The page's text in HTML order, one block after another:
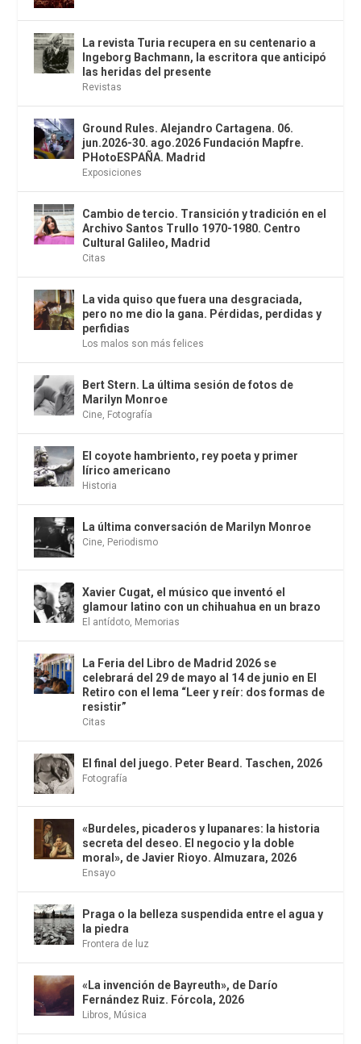
La revista Turia recupera en su centenario a
Ingeborg Bachmann, la escritora que anticipó
las heridas del presente
Revistas
Ground Rules. Alejandro Cartagena. 06.
jun.2026-30. ago.2026 Fundación Mapfre.
PHotoESPAÑA. Madrid
Exposiciones
Cambio de tercio. Transición y tradición en el
Archivo Santos Trullo 1970-1980. Centro
Cultural Galileo, Madrid
Citas
La vida quiso que fuera una desgraciada,
pero no me dio la gana. Pérdidas, perdidas y
perfidias
Los malos son más felices
Bert Stern. La última sesión de fotos de
Marilyn Monroe
Cine, Fotografía
El coyote hambriento, rey poeta y primer
lírico americano
Historia
La última conversación de Marilyn Monroe
Cine, Periodismo
Xavier Cugat, el músico que inventó el
glamour latino con un chihuahua en un brazo
El antídoto, Memorias
La Feria del Libro de Madrid 2026 se
celebrará del 29 de mayo al 14 de junio en El
Retiro con el lema “Leer y reír: dos formas de
resistir”
Citas
El final del juego. Peter Beard. Taschen, 2026
Fotografía
«Burdeles, picaderos y lupanares: la historia
secreta del deseo. El negocio y la doble
moral», de Javier Rioyo. Almuzara, 2026
Ensayo
Praga o la belleza suspendida entre el agua y
la piedra
Frontera de luz
«La invención de Bayreuth», de Darío
Fernández Ruiz. Fórcola, 2026
Libros, Música